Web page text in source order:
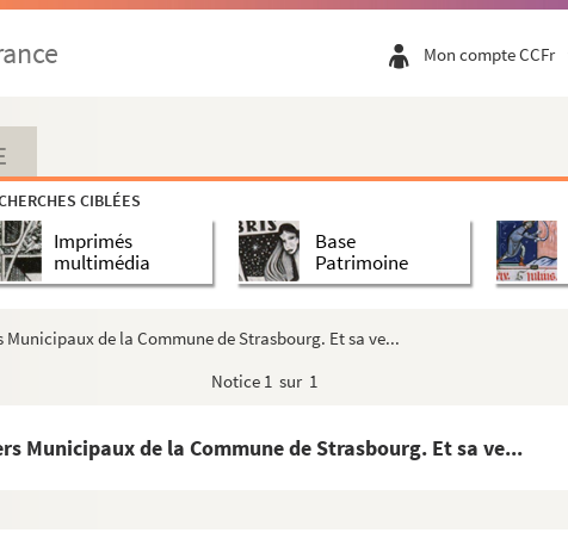
Mon compte CCFr
CIBLÉES
Imprimés
multimédia
Base
Patrimoine
de la Commune de Strasbourg. Et sa ve...
Notice 1 sur 1
Municipaux de la Commune de Strasbourg. Et sa ve...
d'archives relatives à la Révolution